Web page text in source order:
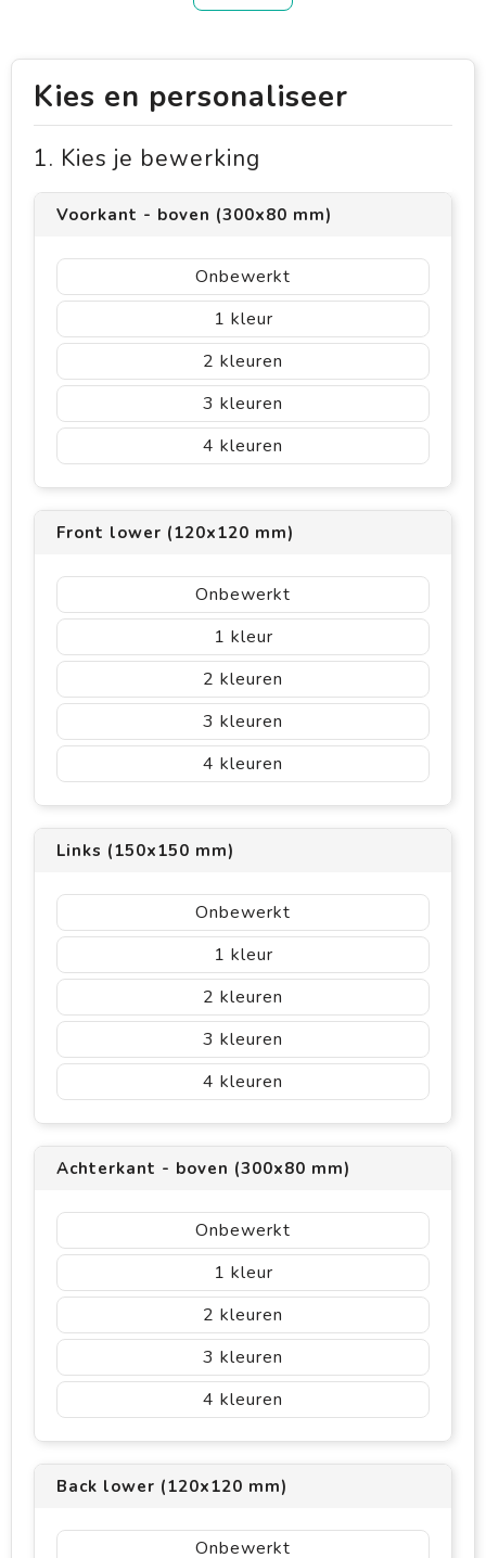
Kies en personaliseer
1. Kies je bewerking
Voorkant - boven (300x80 mm)
Onbewerkt
1
2
3
4
Front lower (120x120 mm)
Onbewerkt
1
2
3
4
Links (150x150 mm)
Onbewerkt
1
2
3
4
Achterkant - boven (300x80 mm)
Onbewerkt
1
2
3
4
Back lower (120x120 mm)
Onbewerkt